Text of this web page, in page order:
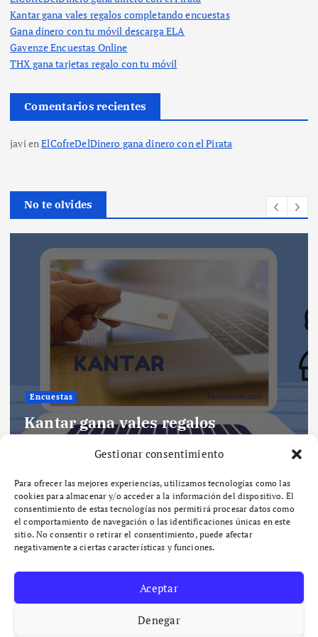
Gestionar consentimiento
Para ofrecer las mejores experiencias, utilizamos tecnologías como las
cookies para almacenar y/o acceder a la información del dispositivo. El
consentimiento de estas tecnologías nos permitirá procesar datos como
el comportamiento de navegación o las identificaciones únicas en este
sitio. No consentir o retirar el consentimiento, puede afectar
negativamente a ciertas características y funciones.
Aceptar
Denegar
Kantar gana vales regalos completando encuestas
Gana dinero con tu móvil descarga ELA
Gavenze Encuestas Online
THX gana tarjetas regalo con tu móvil
Comentarios recientes
javienElCofreDelDinero gana dinero con el Pirata
No te olvides
Encuestas
Kantar gana vales regalos
completando encuestas